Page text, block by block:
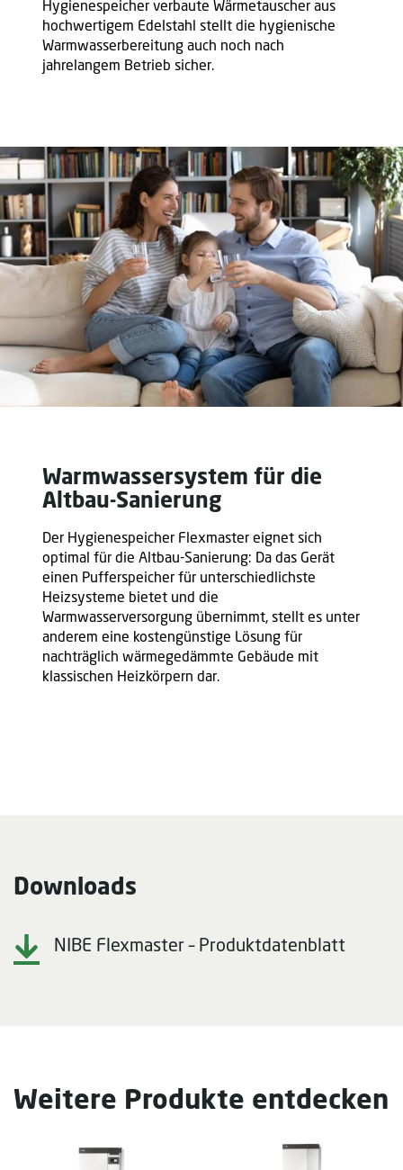
Hygienespeicher verbaute Wärmetauscher aus
hochwertigem Edelstahl stellt die hygienische
Warmwasserbereitung auch noch nach
jahrelangem Betrieb sicher.
Warmwassersystem für die
Altbau-Sanierung
Der Hygienespeicher Flexmaster eignet sich
optimal für die Altbau-Sanierung: Da das Gerät
einen Pufferspeicher für unterschiedlichste
Heizsysteme bietet und die
Warmwasserversorgung übernimmt, stellt es unter
anderem eine kostengünstige Lösung für
nachträglich wärmegedämmte Gebäude mit
klassischen Heizkörpern dar.
Downloads
NIBE Flexmaster – Produktdatenblatt
Weitere Produkte entdecken